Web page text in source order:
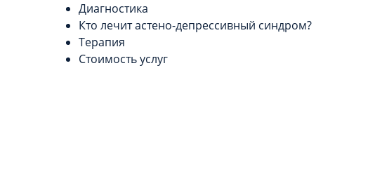
Диагностика
Кто лечит астено-депрессивный синдром?
Терапия
Стоимость услуг